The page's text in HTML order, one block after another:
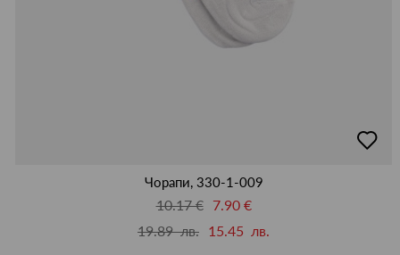
в
Чорапи, 330-1-009
10.17 €
7.90 €
19.89 лв. 15.45 лв.